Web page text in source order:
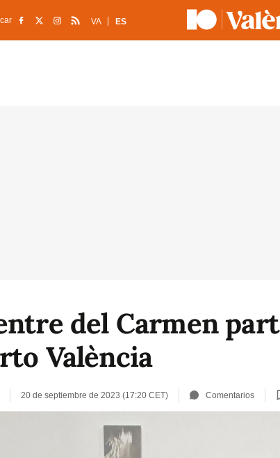
VA ES
del Carmen
València
20 de septiembre de 2023 (17:20 CET) Comentarios